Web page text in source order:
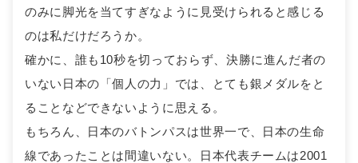
のみに脚光を当てすぎなように見受けられると感じる
のは私だけだろうか。
確かに、誰も10秒を切っておらず、決勝に進んだ者の
いない日本の「個人の力」では、とても銀メダルをと
ることなどできないように思える。
もちろん、日本のバトンパスは世界一で、日本の生命
線であったことは間違いない。日本代表チームは2001